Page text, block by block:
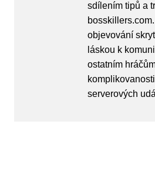
sdílením tipů a
objevování
láskou k
ostatním
serverových